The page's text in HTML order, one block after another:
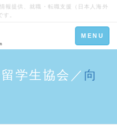
報提供、就職・転職支援（日本人海外
。
Toggle
navigation
MENU
学生協会／ 向